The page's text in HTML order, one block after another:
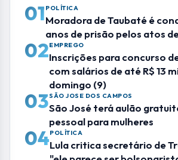
01 POLÍTICA
Moradora de Taubaté é
anos de prisão pelos atos
02EMPREGO
Inscrições para concurso
com salários de até R$ 13
domingo (9)
03SÃO JOSE DOS CAMPOS
São José terá aulão
pessoal para mulheres
04POLÍTICA
Lula critica secretário de